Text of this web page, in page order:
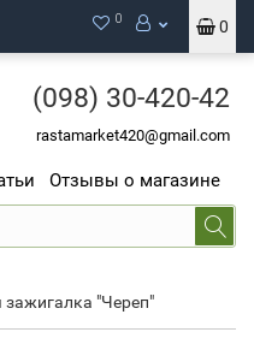
0
0
(098) 30-420-42
rastamarket420@gmail.com
Отзывы о магазине
зажигалка "Череп"